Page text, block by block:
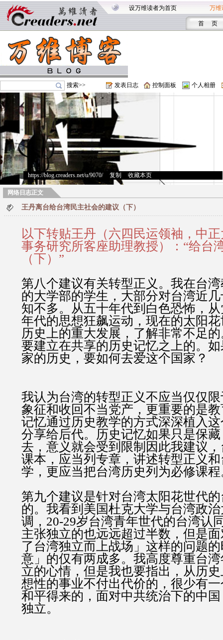
设万维读者为首页 万维
首 页
搜索>> 发表日志 控制面板 个人相册
https://blog.creaders.net/u/9070/> 复制 收藏本页
网络日志正文
王丹离台给台湾民主社会的建议（下）
以下转贴王丹（六四民运领袖，中
事务研究所客座助理教授）：“给台
（下）”
第八个建议有关转型正义。我在台
的大学部的学生，大部分对台湾近
知不多。从五十年代到白色恐怖，
年代的思想狂飙运动，现在的太阳
历史上的重大发展，了解非常不足
要建立在共享的历史记忆之上的。
家的历史，要如何去爱这个国家？
我认为台湾的转型正义不应当仅仅
象征和收回不当党产，更重要的是
记忆通过历史教学的方式深深植入
分享给后代。历史记忆如果只是保
去，意义就会受到限制因此我建议
课本，应当列专章，讲述转型正义
学，更应当把台湾历史列为必修课
第九个建议是针对台湾太阳花世代
的。我看到美国杜克大学与台湾政
调，20-29岁台湾青年世代的台湾认
主张独立的也远远超过半数，但是
了台湾独立而上战场」这样的问题
意」的仅有两成多。我高度尊重台
立的心情，但是我也要指出，从历
想性的事业不付出代价的，很少有
和平得来的，面对中共统治下的中
独立。